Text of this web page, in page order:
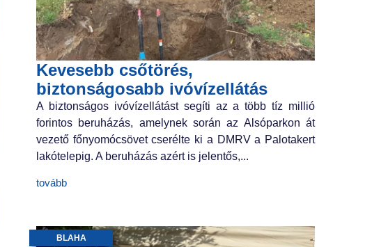
Kevesebb csőtörés,
biztonságosabb ivóvízellátás
A biztonságos ivóvízellátást segíti az a több tíz millió
forintos beruházás, amelynek során az Alsóparkon át
vezető főnyomócsövet cserélte ki a DMRV a Palotakert
lakótelepig. A beruházás azért is jelentős,...
tovább
BLAHA